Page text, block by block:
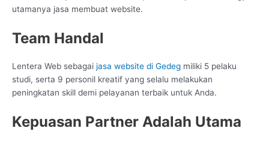
utamanya jasa membuat website.
Team Handal
Lentera Web sebagai jasa website di Gedeg miliki 5 pelaku
studi, serta 9 personil kreatif yang selalu melakukan
peningkatan skill demi pelayanan terbaik untuk Anda.
Kepuasan Partner Adalah Utama